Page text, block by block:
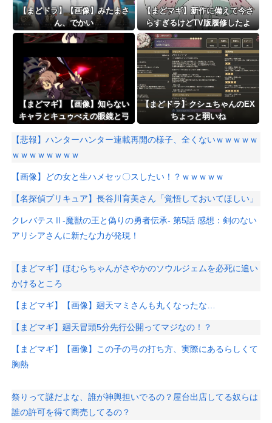
【まどドラ】【画像】みたまさ
ん、でかい
【まどマギ】新作に備えて今さ
らすぎるけどTV版履修したよ
【まどマギ】【画像】知らない
キャラとキュゥべえの眼鏡と弓
【まどドラ】クシュちゃんのEX
ちょっと弱いね
【悲報】ハンターハンター連載再開の様子、全くないｗｗｗｗｗ
ｗｗｗｗｗｗｗｗ
【画像】どの女と生ハメセッ〇スしたい！？ｗｗｗｗｗ
【名探偵プリキュア】長谷川育美さん「覚悟しておいてほしい」
クレバテスⅡ-魔獣の王と偽りの勇者伝承- 第5話 感想：剣のない
アリシアさんに新たな力が発現！
【まどマギ】ほむらちゃんがさやかのソウルジェムを必死に追い
かけるところ
【まどマギ】【画像】廻天マミさんも丸くなったな…
【まどマギ】廻天冒頭5分先行公開ってマジなの！？
【まどマギ】【画像】この子の弓の打ち方、実際にあるらしくて
胸熱
祭りって謎だよな、誰が神輿担いでるの？屋台出店してる奴らは
誰の許可を得て商売してるの？